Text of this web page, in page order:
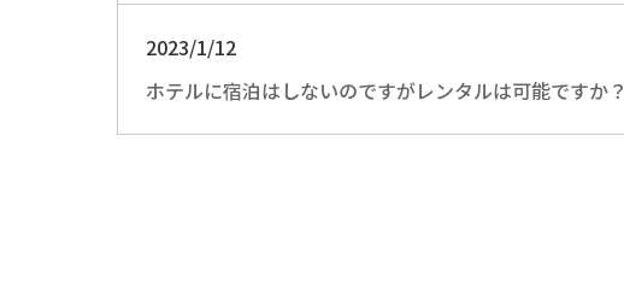
2023/1/12
ホテルに宿泊はしないのですがレンタルは可能ですか？